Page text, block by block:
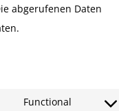
abgerufenen Daten
Functional